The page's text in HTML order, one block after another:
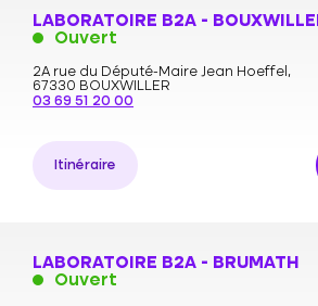
LABORATOIRE B2A -
Ouvert
2A rue du Député-Maire Jean Hoeffel,
67330 BOUXWILLER
03 69 51 20 00
Itinéraire
LABORATOIRE B2A - BRUMATH
Ouvert